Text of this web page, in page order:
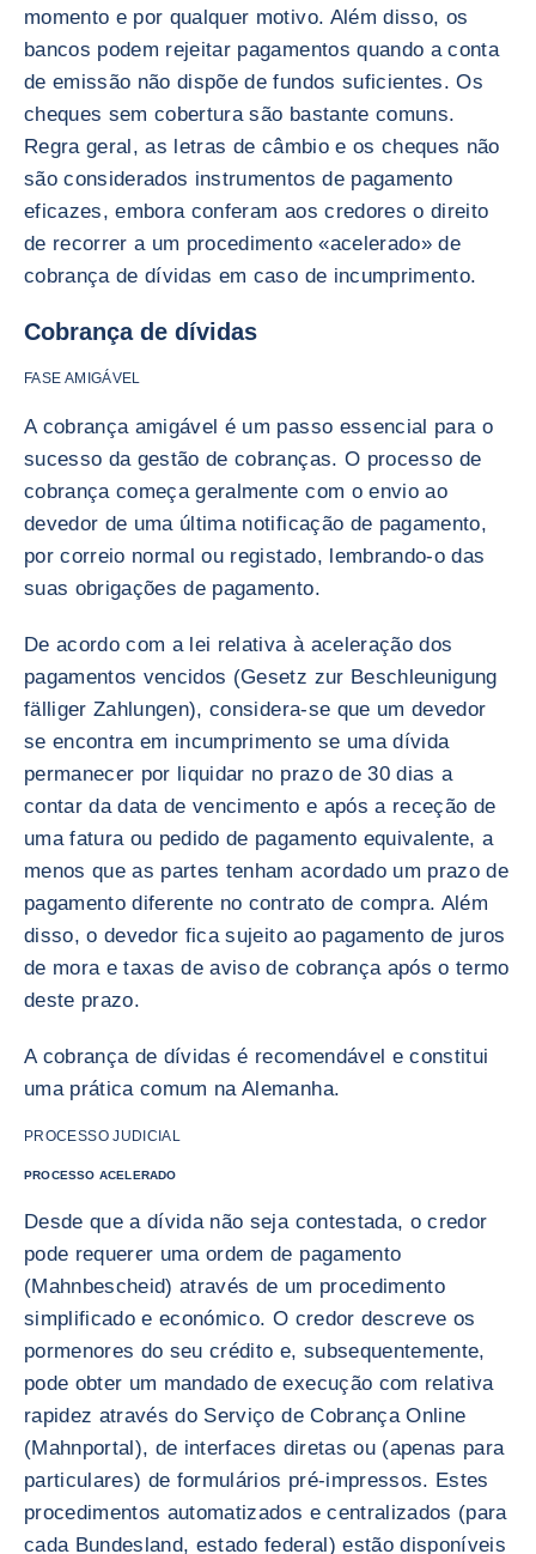
momento e por qualquer motivo. Além disso, os
bancos podem rejeitar pagamentos quando a conta
de emissão não dispõe de fundos suficientes. Os
cheques sem cobertura são bastante comuns.
Regra geral, as letras de câmbio e os cheques não
são considerados instrumentos de pagamento
eficazes, embora conferam aos credores o direito
de recorrer a um procedimento «acelerado» de
cobrança de dívidas em caso de incumprimento.
Cobrança de dívidas
FASE AMIGÁVEL
A cobrança amigável é um passo essencial para o
sucesso da gestão de cobranças. O processo de
cobrança começa geralmente com o envio ao
devedor de uma última notificação de pagamento,
por correio normal ou registado, lembrando-o das
suas obrigações de pagamento.
De acordo com a lei relativa à aceleração dos
pagamentos vencidos (Gesetz zur Beschleunigung
fälliger Zahlungen), considera-se que um devedor
se encontra em incumprimento se uma dívida
permanecer por liquidar no prazo de 30 dias a
contar da data de vencimento e após a receção de
uma fatura ou pedido de pagamento equivalente, a
menos que as partes tenham acordado um prazo de
pagamento diferente no contrato de compra. Além
disso, o devedor fica sujeito ao pagamento de juros
de mora e taxas de aviso de cobrança após o termo
deste prazo.
A cobrança de dívidas é recomendável e constitui
uma prática comum na Alemanha.
PROCESSO JUDICIAL
PROCESSO ACELERADO
Desde que a dívida não seja contestada, o credor
pode requerer uma ordem de pagamento
(Mahnbescheid) através de um procedimento
simplificado e económico. O credor descreve os
pormenores do seu crédito e, subsequentemente,
pode obter um mandado de execução com relativa
rapidez através do Serviço de Cobrança Online
(Mahnportal), de interfaces diretas ou (apenas para
particulares) de formulários pré-impressos. Estes
procedimentos automatizados e centralizados (para
cada Bundesland, estado federal) estão disponíveis